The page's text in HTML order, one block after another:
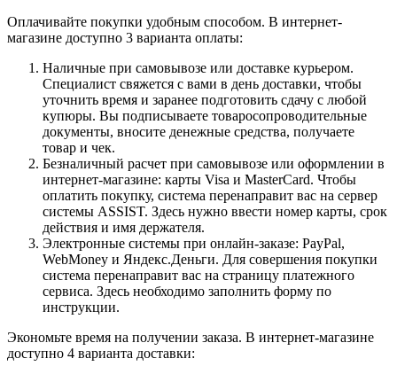
Оплачивайте покупки удобным способом. В интернет-
магазине доступно 3 варианта оплаты:
Наличные при самовывозе или доставке курьером.
Специалист свяжется с вами в день доставки, чтобы
уточнить время и заранее подготовить сдачу с любой
купюры. Вы подписываете товаросопроводительные
документы, вносите денежные средства, получаете
товар и чек.
Безналичный расчет при самовывозе или оформлении в
интернет-магазине: карты Visa и MasterCard. Чтобы
оплатить покупку, система перенаправит вас на сервер
системы ASSIST. Здесь нужно ввести номер карты, срок
действия и имя держателя.
Электронные системы при онлайн-заказе: PayPal,
WebMoney и Яндекс.Деньги. Для совершения покупки
система перенаправит вас на страницу платежного
сервиса. Здесь необходимо заполнить форму по
инструкции.
Экономьте время на получении заказа. В интернет-магазине
доступно 4 варианта доставки: